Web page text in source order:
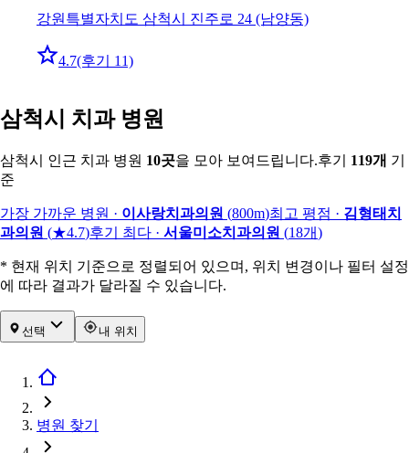
강원특별자치도 삼척시 진주로 24 (남양동)
4.7(후기 11)
삼척시 치과 병원
삼척시 인근 치과 병원 10곳을 모아 보여드립니다.후기 119개 기
준
가장 가까운 병원 · 이사랑치과의원 (800m)최고 평점 · 김형태치
과의원 (★4.7)후기 최다 · 서울미소치과의원 (18개)
* 현재 위치 기준으로 정렬되어 있으며, 위치 변경이나 필터 설정
에 따라 결과가 달라질 수 있습니다.
선택 내 위치
병원 찾기